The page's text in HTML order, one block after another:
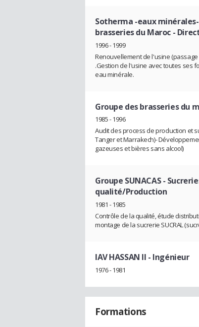
Sotherma -eaux
brasseries du Maroc -
1996 - 1999
Renouvellement de l'usine (passage
.Gestion de l'usine avec toutes ses
eau minérale.
Groupe des brasseries du
1985 - 1996
Audit des process de production et
Tanger et Marrakech)-
gazeuses et bières sans alcool)
Groupe SUNACAS -
qualité/Production
1981 - 1985
Contrôle de la qualité, étude
montage de la sucrerie SUCRAL
IAV HASSAN II - Ingénieur
1976 - 1981
Formations